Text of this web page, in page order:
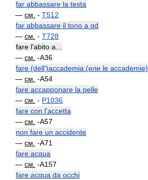
far abbassare la testa
— см. - T512
far abbassare il tono a qd
— см. - T728
fare l'abito a...
— см. -A36
fare (dell')accademia (или le accademie)
— см. -A54
fare accapponare la pelle
— см. - P1036
fare con l'accetta
— см. -A57
non fare un accidente
— см. -A71
fare acqua
— см. -A157
fare acqua da occhi